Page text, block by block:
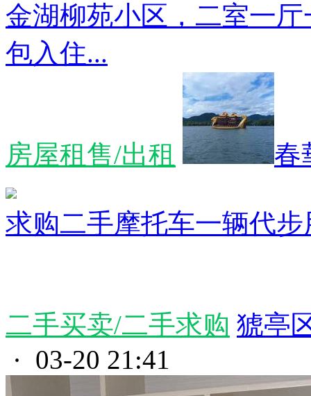
金湖柳苑小区，二室一
包入住...
房屋租售/出租 春
求购二手摩托车一辆代步
二手买卖/二手求购 猇亭
· 03-20 21:41